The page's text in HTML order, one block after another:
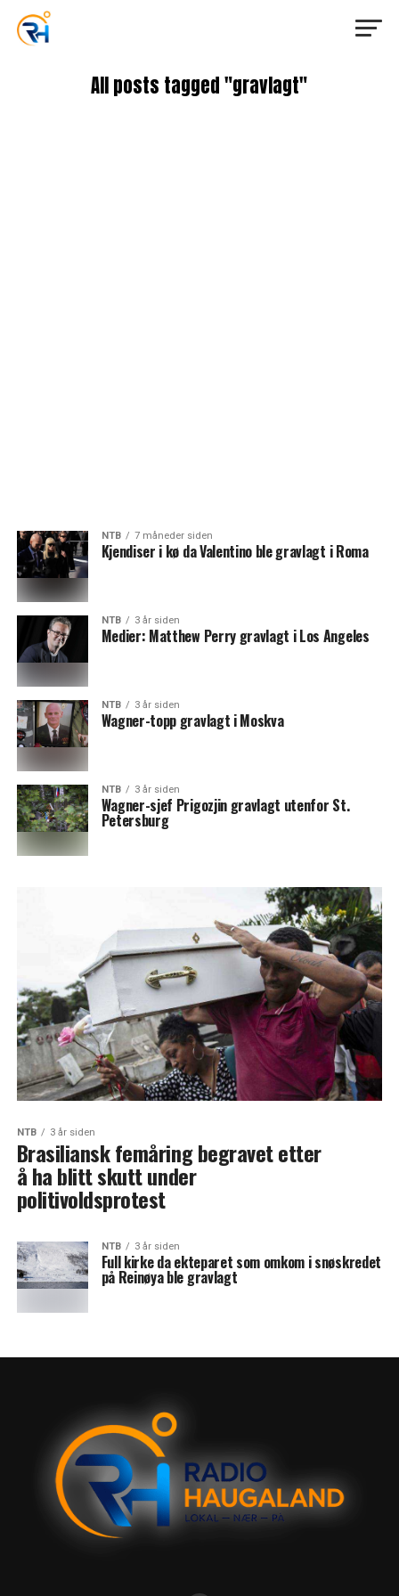
All posts tagged "gravlagt"
NTB 7 måneder siden
Kjendiser i kø da Valentino ble gravlagt i Roma
NTB 3 år siden
Medier: Matthew Perry gravlagt i Los Angeles
NTB 3 år siden
Wagner-topp gravlagt i Moskva
NTB 3 år siden
Wagner-sjef Prigozjin gravlagt utenfor St.
Petersburg
NTB 3 år siden
Brasiliansk femåring begravet etter
å ha blitt skutt under
politivoldsprotest
NTB 3 år siden
Full kirke da ekteparet som omkom i snøskredet
på Reinøya ble gravlagt